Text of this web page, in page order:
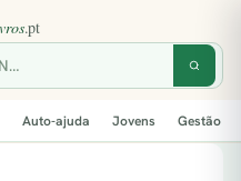
Auto-ajuda Jovens Gestão